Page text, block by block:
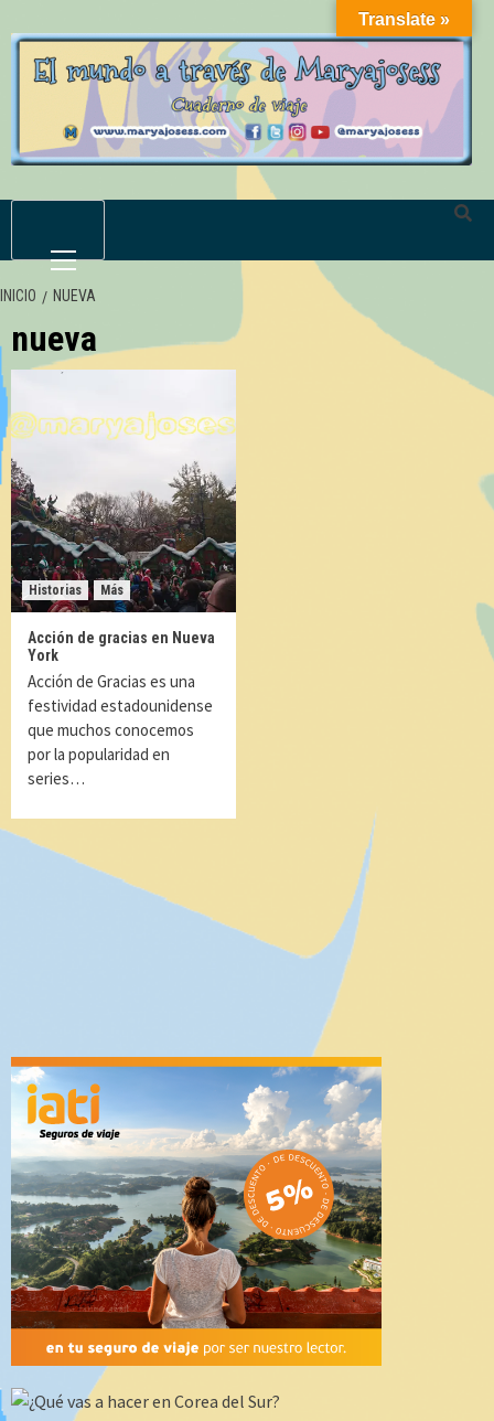
al
contenido
primario
INICIO NUEVA
nueva
Historias Más
Acción de gracias en Nueva
York
Acción de Gracias es una
festividad estadounidense
que muchos conocemos
por la popularidad en
series…
Translate »